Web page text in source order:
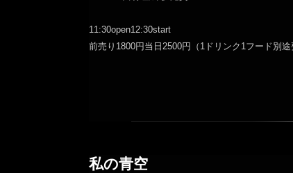
11:30open12:30start
前売り1800円当日2500円（1ドリンク1フード別途
私の青空